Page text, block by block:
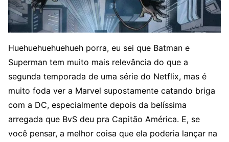
Huehuehuehuehueh porra, eu sei que Batman e
Superman tem muito mais relevância do que a
segunda temporada de uma série do Netflix, mas é
muito foda ver a Marvel supostamente catando briga
com a DC, especialmente depois da belíssima
arregada que BvS deu pra Capitão América. E, se
você pensar, a melhor coisa que ela poderia lançar na